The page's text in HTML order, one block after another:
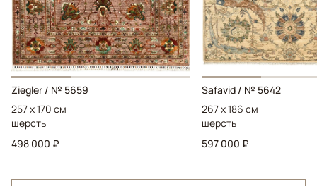
Ziegler / № 5659
257 x 170 см
шерсть
498 000 ₽
Safavid / № 5642
267 x 186 см
шерсть
597 000 ₽